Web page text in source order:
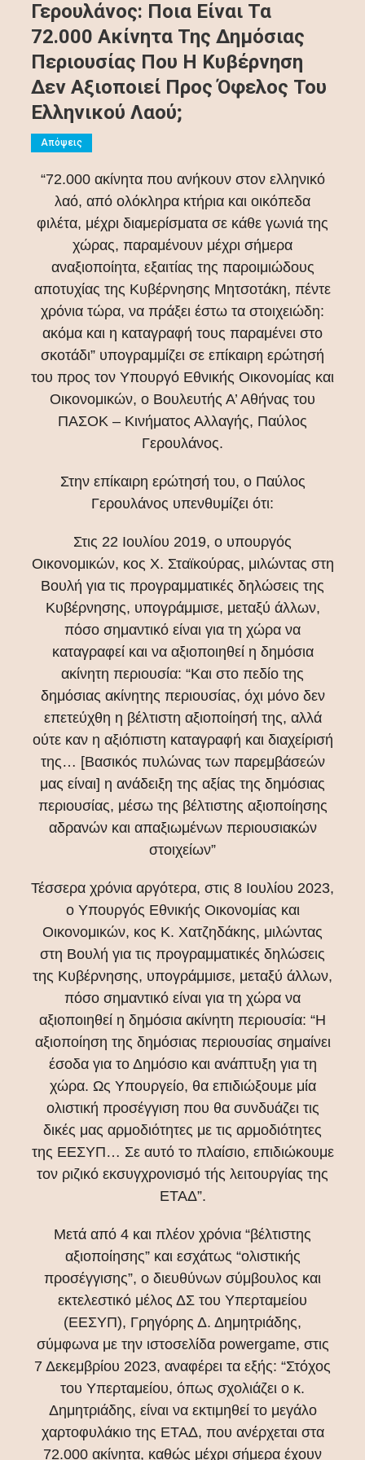
Γερουλάνος: Ποια Είναι Τα
72.000 Ακίνητα Της Δημόσιας
Περιουσίας Που Η Κυβέρνηση
Δεν Αξιοποιεί Προς Όφελος Του
Ελληνικού Λαού;
Απόψεις
“72.000 ακίνητα που ανήκουν στον ελληνικό
λαό, από ολόκληρα κτήρια και οικόπεδα
φιλέτα, μέχρι διαμερίσματα σε κάθε γωνιά της
χώρας, παραμένουν μέχρι σήμερα
αναξιοποίητα, εξαιτίας της παροιμιώδους
αποτυχίας της Kυβέρνησης Μητσοτάκη, πέντε
χρόνια τώρα, να πράξει έστω τα στοιχειώδη:
ακόμα και η καταγραφή τους παραμένει στο
σκοτάδι” υπογραμμίζει σε επίκαιρη ερώτησή
του προς τον Υπουργό Εθνικής Οικονομίας και
Οικονομικών, ο Βουλευτής Α’ Αθήνας του
ΠΑΣΟΚ – Κινήματος Αλλαγής, Παύλος
Γερουλάνος.
Στην επίκαιρη ερώτησή του, ο Παύλος
Γερουλάνος υπενθυμίζει ότι:
Στις 22 Ιουλίου 2019, ο υπουργός
Οικονομικών, κος Χ. Σταϊκούρας, μιλώντας στη
Βουλή για τις προγραμματικές δηλώσεις της
Κυβέρνησης, υπογράμμισε, μεταξύ άλλων,
πόσο σημαντικό είναι για τη χώρα να
καταγραφεί και να αξιοποιηθεί η δημόσια
ακίνητη περιουσία: “Και στο πεδίο της
δημόσιας ακίνητης περιουσίας, όχι μόνο δεν
επετεύχθη η βέλτιστη αξιοποίησή της, αλλά
ούτε καν η αξιόπιστη καταγραφή και διαχείρισή
της… [Βασικός πυλώνας των παρεμβάσεών
μας είναι] η ανάδειξη της αξίας της δημόσιας
περιουσίας, μέσω της βέλτιστης αξιοποίησης
αδρανών και απαξιωμένων περιουσιακών
στοιχείων”
Τέσσερα χρόνια αργότερα, στις 8 Ιουλίου 2023,
ο Υπουργός Εθνικής Οικονομίας και
Οικονομικών, κος Κ. Χατζηδάκης, μιλώντας
στη Βουλή για τις προγραμματικές δηλώσεις
της Κυβέρνησης, υπογράμμισε, μεταξύ άλλων,
πόσο σημαντικό είναι για τη χώρα να
αξιοποιηθεί η δημόσια ακίνητη περιουσία: “Η
αξιοποίηση της δημόσιας περιουσίας σημαίνει
έσοδα για το Δημόσιο και ανάπτυξη για τη
χώρα. Ως Υπουργείο, θα επιδιώξουμε μία
ολιστική προσέγγιση που θα συνδυάζει τις
δικές μας αρμοδιότητες με τις αρμοδιότητες
της ΕΕΣΥΠ… Σε αυτό το πλαίσιο, επιδιώκουμε
τον ριζικό εκσυγχρονισμό τής λειτουργίας της
ΕΤΑΔ”.
Μετά από 4 και πλέον χρόνια “βέλτιστης
αξιοποίησης” και εσχάτως “ολιστικής
προσέγγισης”, ο διευθύνων σύμβουλος και
εκτελεστικό μέλος ΔΣ του Υπερταμείου
(ΕΕΣΥΠ), Γρηγόρης Δ. Δημητριάδης,
σύμφωνα με την ιστοσελίδα powergame, στις
7 Δεκεμβρίου 2023, αναφέρει τα εξής: “Στόχος
του Υπερταμείου, όπως σχολιάζει ο κ.
Δημητριάδης, είναι να εκτιμηθεί το μεγάλο
χαρτοφυλάκιο της ΕΤΑΔ, που ανέρχεται στα
72.000 ακίνητα, καθώς μέχρι σήμερα έχουν